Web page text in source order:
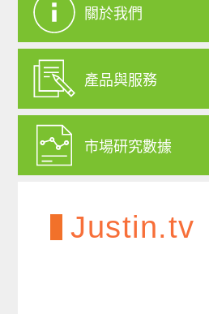
關於我們
產品與服務
市場研究數據
Justin.tv